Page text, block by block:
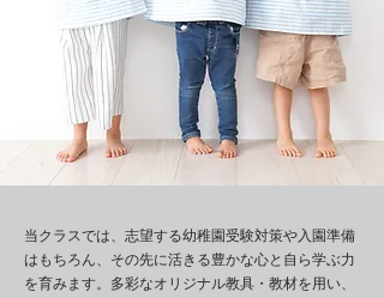
当クラスでは、志望する幼稚園受験対策や入園準備
はもちろん、その先に活きる豊かな心と自ら学ぶ力
を育みます。多彩なオリジナル教具・教材を用い、